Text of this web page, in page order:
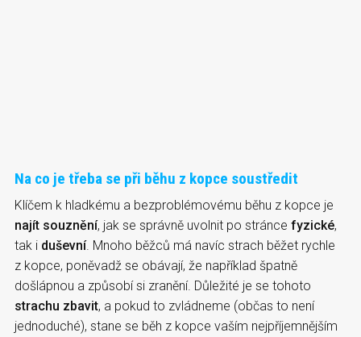
Na co je třeba se při běhu z kopce soustředit
Klíčem k hladkému a bezproblémovému běhu z kopce je
najít souznění, jak se správně uvolnit po stránce fyzické,
tak i duševní. Mnoho běžců má navíc strach běžet rychle
z kopce, poněvadž se obávají, že například špatně
došlápnou a způsobí si zranění. Důležité je se tohoto
strachu zbavit, a pokud to zvládneme (občas to není
jednoduché), stane se běh z kopce vaším nejpříjemnějším